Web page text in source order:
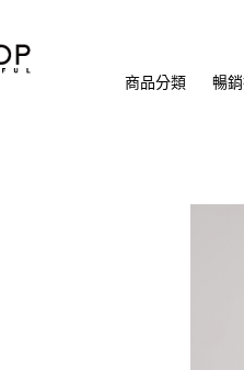
商品分類 暢